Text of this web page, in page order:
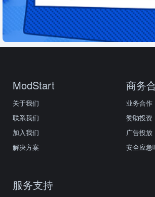
ModStart
关于我们
联系我们
加入我们
解决方案
商务
业务合作
赞助投资
广告投放
安全应急
服务支持